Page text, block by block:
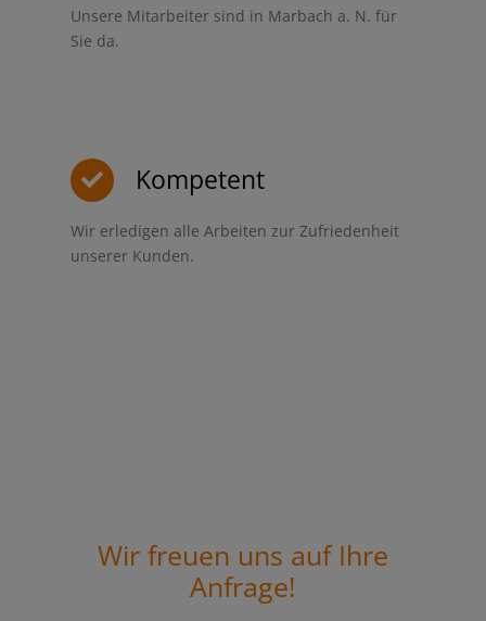
Unsere Mitarbeiter sind in Marbach a. N. für
Sie da.
Kompetent
Wir erledigen alle Arbeiten zur Zufriedenheit
unserer Kunden.
Wir freuen uns auf Ihre
Anfrage!